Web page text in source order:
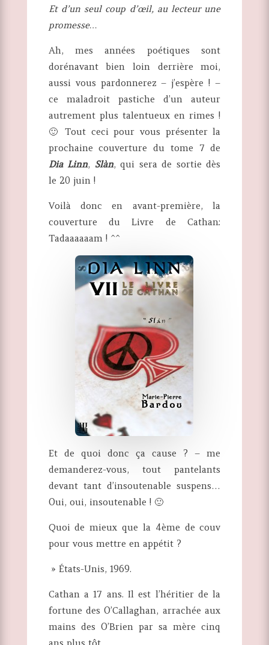
Et d’un seul coup d’œil, au lecteur une
promesse…
Ah, mes années poétiques sont
dorénavant bien loin derrière moi,
aussi vous pardonnerez – j’espère ! –
ce maladroit pastiche d’un auteur
autrement plus talentueux en rimes !
🙂 Tout ceci pour vous présenter la
prochaine couverture du tome 7 de
Dia Linn, Slàn, qui sera de sortie dès
le 20 juin !
Voilà donc en avant-première, la
couverture du Livre de Cathan:
Tadaaaaaam ! ^^
Et de quoi donc ça cause ? – me
demanderez-vous, tout pantelants
devant tant d’insoutenable suspens…
Oui, oui, insoutenable ! 🙂
Quoi de mieux que la 4ème de couv
pour vous mettre en appétit ?
» États-Unis, 1969.
Cathan a 17 ans. Il est l’héritier de la
fortune des O’Callaghan, arrachée aux
mains des O’Brien par sa mère cinq